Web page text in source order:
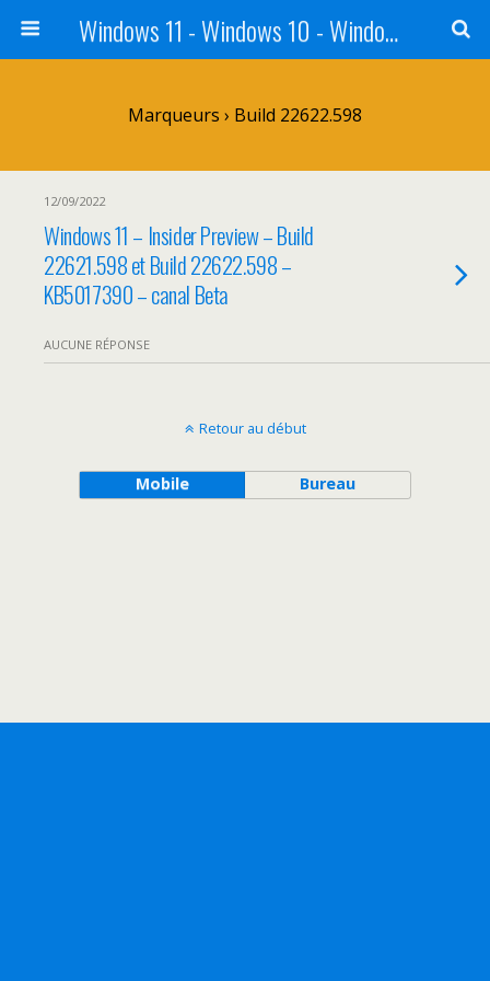
Windows 11 - Windows 10 - Windows 8 - Windows 7 - VISTA
Marqueurs › Build 22622.598
12/09/2022
Windows 11 – Insider Preview – Build
22621.598 et Build 22622.598 –
KB5017390 – canal Beta
AUCUNE RÉPONSE
Retour au début
Mobile Bureau